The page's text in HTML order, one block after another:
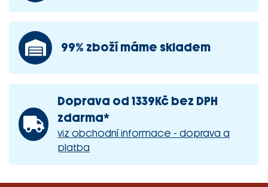
99% zboží máme skladem
Doprava od 1339Kč bez DPH
zdarma*
viz obchodní informace - doprava a
platba